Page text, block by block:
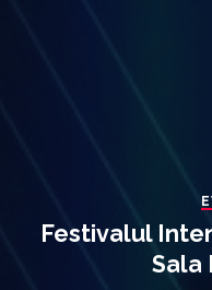
Festivalul
Sala